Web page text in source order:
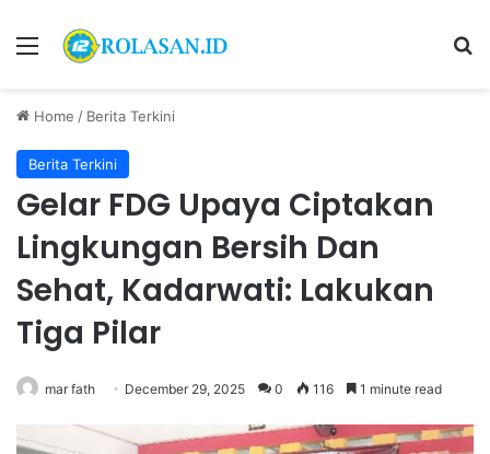
Menu
Home / Berita Terkini
Berita Terkini
Gelar FDG Upaya Ciptakan
Lingkungan Bersih Dan
Sehat, Kadarwati: Lakukan
Tiga Pilar
mar fath December 29, 2025 0 116 1 minute read